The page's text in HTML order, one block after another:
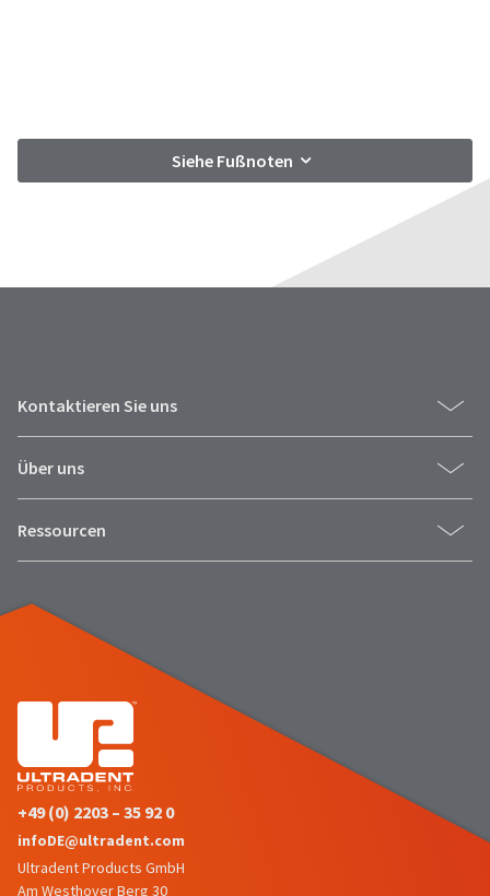
Siehe Fußnoten
Kontaktieren Sie uns
Über uns
Ressourcen
+49 (0) 2203 – 35 92 0
infoDE@ultradent.com
Ultradent Products GmbH
Am Westhover Berg 30